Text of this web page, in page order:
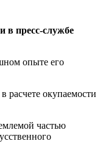
пресс-службе
опыте его
расчете окупаемости
частью